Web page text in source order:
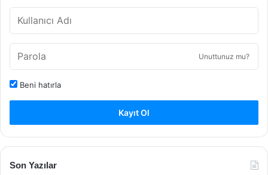
Unuttunuz mu?
Beni hatırla
Kayıt Ol
Son Yazılar